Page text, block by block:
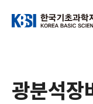
한국기초과
광분석장